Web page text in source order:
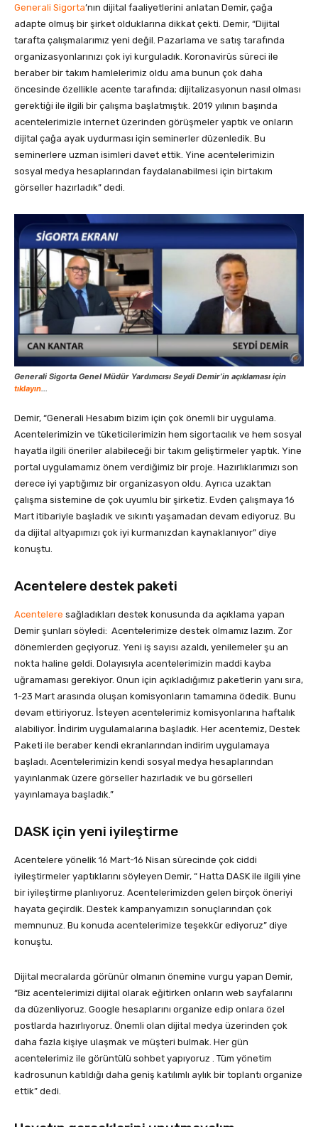
Generali Sigorta’nın dijital faaliyetlerini anlatan Demir, çağa
adapte olmuş bir şirket olduklarına dikkat çekti. Demir, “Dijital
tarafta çalışmalarımız yeni değil. Pazarlama ve satış tarafında
organizasyonlarınızı çok iyi kurguladık. Koronavirüs süreci ile
beraber bir takım hamlelerimiz oldu ama bunun çok daha
öncesinde özellikle acente tarafında; dijitalizasyonun nasıl olması
gerektiği ile ilgili bir çalışma başlatmıştık. 2019 yılının başında
acentelerimizle internet üzerinden görüşmeler yaptık ve onların
dijital çağa ayak uydurması için seminerler düzenledik. Bu
seminerlere uzman isimleri davet ettik. Yine acentelerimizin
sosyal medya hesaplarından faydalanabilmesi için birtakım
görseller hazırladık” dedi.
Generali Sigorta Genel Müdür Yardımcısı Seydi Demir’in açıklaması için
tıklayın…
Demir, “Generali Hesabım bizim için çok önemli bir uygulama.
Acentelerimizin ve tüketicilerimizin hem sigortacılık ve hem sosyal
hayatla ilgili öneriler alabileceği bir takım geliştirmeler yaptık. Yine
portal uygulamamız önem verdiğimiz bir proje. Hazırlıklarımızı son
derece iyi yaptığımız bir organizasyon oldu. Ayrıca uzaktan
çalışma sistemine de çok uyumlu bir şirketiz. Evden çalışmaya 16
Mart itibariyle başladık ve sıkıntı yaşamadan devam ediyoruz. Bu
da dijital altyapımızı çok iyi kurmanızdan kaynaklanıyor” diye
konuştu.
Acentelere destek paketi
Acentelere sağladıkları destek konusunda da açıklama yapan
Demir şunları söyledi: Acentelerimize destek olmamız lazım. Zor
dönemlerden geçiyoruz. Yeni iş sayısı azaldı, yenilemeler şu an
nokta haline geldi. Dolayısıyla acentelerimizin maddi kayba
uğramaması gerekiyor. Onun için açıkladığımız paketlerin yanı sıra,
1-23 Mart arasında oluşan komisyonların tamamına ödedik. Bunu
devam ettiriyoruz. İsteyen acentelerimiz komisyonlarına haftalık
alabiliyor. İndirim uygulamalarına başladık. Her acentemiz, Destek
Paketi ile beraber kendi ekranlarından indirim uygulamaya
başladı. Acentelerimizin kendi sosyal medya hesaplarından
yayınlanmak üzere görseller hazırladık ve bu görselleri
yayınlamaya başladık.”
DASK için yeni iyileştirme
Acentelere yönelik 16 Mart-16 Nisan sürecinde çok ciddi
iyileştirmeler yaptıklarını söyleyen Demir, “ Hatta DASK ile ilgili yine
bir iyileştirme planlıyoruz. Acentelerimizden gelen birçok öneriyi
hayata geçirdik. Destek kampanyamızın sonuçlarından çok
memnunuz. Bu konuda acentelerimize teşekkür ediyoruz” diye
konuştu.
Dijital mecralarda görünür olmanın önemine vurgu yapan Demir,
“Biz acentelerimizi dijital olarak eğitirken onların web sayfalarını
da düzenliyoruz. Google hesaplarını organize edip onlara özel
postlarda hazırlıyoruz. Önemli olan dijital medya üzerinden çok
daha fazla kişiye ulaşmak ve müşteri bulmak. Her gün
acentelerimiz ile görüntülü sohbet yapıyoruz . Tüm yönetim
kadrosunun katıldığı daha geniş katılımlı aylık bir toplantı organize
ettik” dedi.